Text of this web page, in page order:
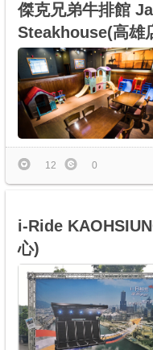
傑克兄弟牛排館
Steakhouse(高雄
12 0
i-Ride
心)